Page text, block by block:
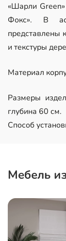
«Шарли
Фокс». В
представлены
и текстуры
Материал
Размеры
глубина 60 см.
Способ
Мебель